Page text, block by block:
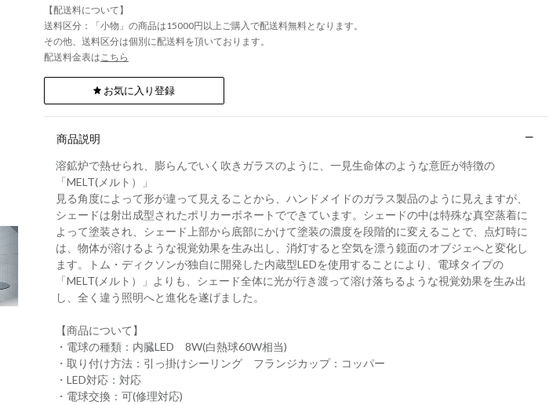
【配送料について】
送料区分：「小物」の商品は15000円以上ご購入で配送料無料となります。
その他、送料区分は個別に配送料を頂いております。
配送料金表はこちら
お気に入り登録
商品説明
溶鉱炉で熱せられ、膨らんでいく吹きガラスのように、一見生命体のような意匠が特徴の
「MELT(メルト）」
見る角度によって形が違って見えることから、ハンドメイドのガラス製品のように見えますが、
シェードは射出成型されたポリカーボネートでできています。シェードの中は特殊な真空蒸着に
よって塗装され、シェード上部から底部にかけて塗装の濃度を段階的に変えることで、点灯時に
は、物体が溶けるような視覚効果を生み出し、消灯すると空気を漂う鏡面のオブジェへと変化し
ます。トム・ディクソンが独自に開発した内蔵型LEDを使用することにより、電球タイプの
「MELT(メルト）」よりも、シェード全体に光が行き渡って溶け落ちるような視覚効果を生み出
し、全く違う照明へと進化を遂げました。
【商品について】
・電球の種類：内臓LED 8W(白熱球60W相当)
・取り付け方法：引っ掛けシーリング フランジカップ：コッパー
・LED対応：対応
・電球交換：可(修理対応)